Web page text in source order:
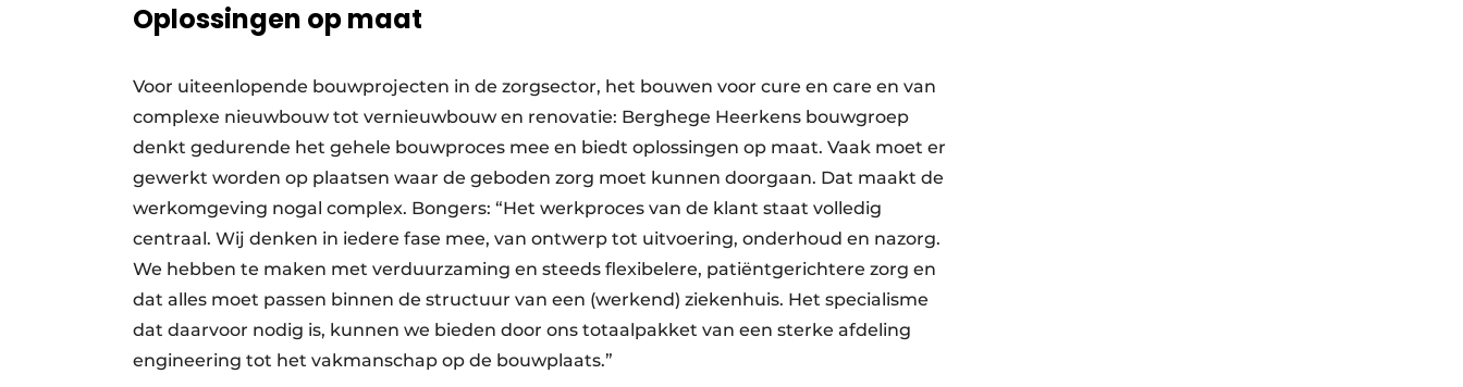
Oplossingen op maat
Voor uiteenlopende bouwprojecten in de zorgsector, het bouwen voor cure en care en van
complexe nieuwbouw tot vernieuwbouw en renovatie: Berghege Heerkens bouwgroep
denkt gedurende het gehele bouwproces mee en biedt oplossingen op maat. Vaak moet er
gewerkt worden op plaatsen waar de geboden zorg moet kunnen doorgaan. Dat maakt de
werkomgeving nogal complex. Bongers: “Het werkproces van de klant staat volledig
centraal. Wij denken in iedere fase mee, van ontwerp tot uitvoering, onderhoud en nazorg.
We hebben te maken met verduurzaming en steeds flexibelere, patiëntgerichtere zorg en
dat alles moet passen binnen de structuur van een (werkend) ziekenhuis. Het specialisme
dat daarvoor nodig is, kunnen we bieden door ons totaalpakket van een sterke afdeling
engineering tot het vakmanschap op de bouwplaats.”